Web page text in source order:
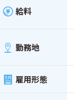
給料
勤務地
雇用形態